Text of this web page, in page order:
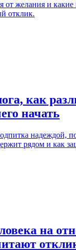
от желания и
отклик.
как
начать
надеждой,
рядом и как
на